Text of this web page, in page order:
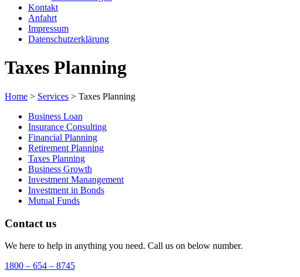
Kontakt
Anfahrt
Impressum
Datenschutzerklärung
Taxes Planning
Home > Services > Taxes Planning
Business Loan
Insurance Consulting
Financial Planning
Retirement Planning
Taxes Planning
Business Growth
Investment Manangement
Investment in Bonds
Mutual Funds
Contact us
We here to help in anything you need. Call us on below number.
1800 – 654 – 8745